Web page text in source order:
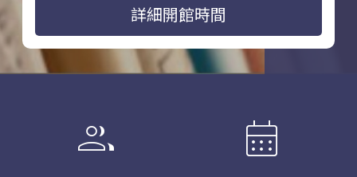
詳細開館時間
group calendar_month